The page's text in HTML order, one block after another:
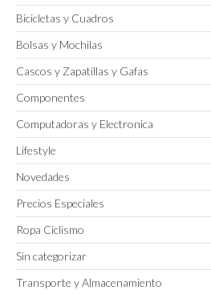
Bicicletas y Cuadros
Bolsas y Mochilas
Cascos y Zapatillas y Gafas
Componentes
Computadoras y Electronica
Lifestyle
Novedades
Precios Especiales
Ropa Ciclismo
Sin categorizar
Transporte y Almacenamiento